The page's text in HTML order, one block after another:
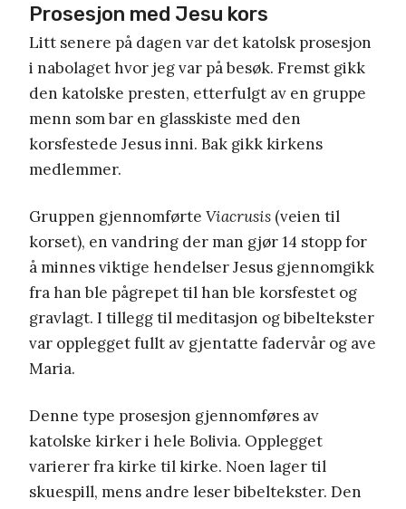
Prosesjon med Jesu kors
Litt senere på dagen var det katolsk prosesjon
i nabolaget hvor jeg var på besøk. Fremst gikk
den katolske presten, etterfulgt av en gruppe
menn som bar en glasskiste med den
korsfestede Jesus inni. Bak gikk kirkens
medlemmer.
Gruppen gjennomførte Viacrusis (veien til
korset), en vandring der man gjør 14 stopp for
å minnes viktige hendelser Jesus gjennomgikk
fra han ble pågrepet til han ble korsfestet og
gravlagt. I tillegg til meditasjon og bibeltekster
var opplegget fullt av gjentatte fadervår og ave
Maria.
Denne type prosesjon gjennomføres av
katolske kirker i hele Bolivia. Opplegget
varierer fra kirke til kirke. Noen lager til
skuespill, mens andre leser bibeltekster. Den